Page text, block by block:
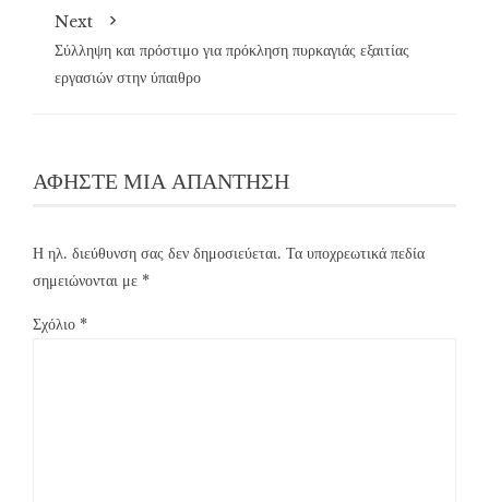
Next
Σύλληψη και πρόστιμο για πρόκληση πυρκαγιάς εξαιτίας
εργασιών στην ύπαιθρο
ΑΦΉΣΤΕ ΜΙΑ ΑΠΆΝΤΗΣΗ
Η ηλ. διεύθυνση σας δεν δημοσιεύεται. Τα υποχρεωτικά πεδία
σημειώνονται με *
Σχόλιο *